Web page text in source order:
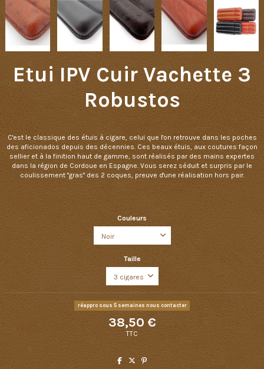
Etui IPV Cuir Vachette 3
Robustos
C'est le classique des étuis à cigare, celui que l'on retrouve dans les poches
des aficionados depuis des décennies. Ces beaux étuis, aux coutures façon
sellier et à la finition haut de gamme, sont réalisés par des mains expertes
dans la région de Cordoue en Espagne. Vous serez séduit et surpris par le
coulissement "gras" des 2 coques, preuve d'une réalisation hors pair.
Couleurs
Taille
réappro sous 5 semaines nous contacter
38,50 €
TTC